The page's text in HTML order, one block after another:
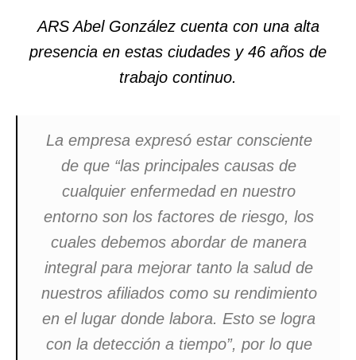
ARS Abel González cuenta con una alta
presencia en estas ciudades y 46 años de
trabajo continuo.
La empresa expresó estar consciente
de que “las principales causas de
cualquier enfermedad en nuestro
entorno son los factores de riesgo, los
cuales debemos abordar de manera
integral para mejorar tanto la salud de
nuestros afiliados como su rendimiento
en el lugar donde labora. Esto se logra
con la detección a tiempo”, por lo que